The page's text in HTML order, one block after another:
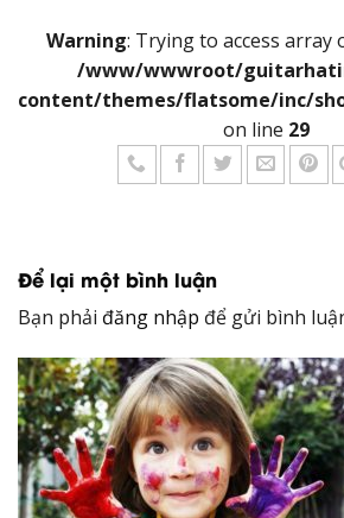
Warning: Trying to access array
/www/wwwroot/
content/themes/flatsome/inc/
on line 29
Để lại một bình luận
Bạn phải đăng nhập để gửi bình